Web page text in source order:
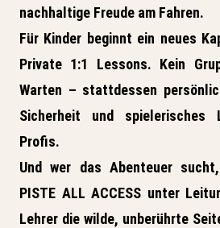
nachhaltige Freude am Fahren.
Für Kinder beginnt ein neues
Private 1:1 Lessons. Kein
Warten – stattdessen
Sicherheit und spielerisches
Profis.
Und wer das Abenteuer
PISTE ALL ACCESS unter
Lehrer die wilde, unberührte